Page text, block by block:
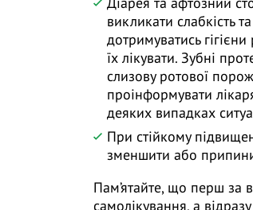
викликати слабкість
дотримуватись
їх лікувати. Зубні
слизову ротової
проінформувати
деяких випадках
При стійкому
зменшити або
Пам’ятайте, що перш за
самолікування, а